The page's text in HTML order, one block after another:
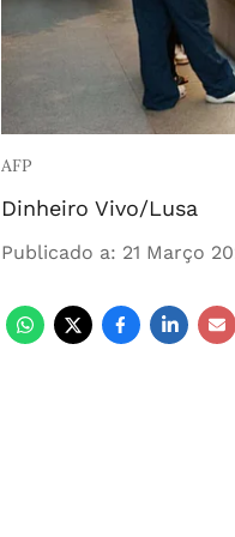
AFP
Dinheiro Vivo/Lusa
Publicado a: 21 Março